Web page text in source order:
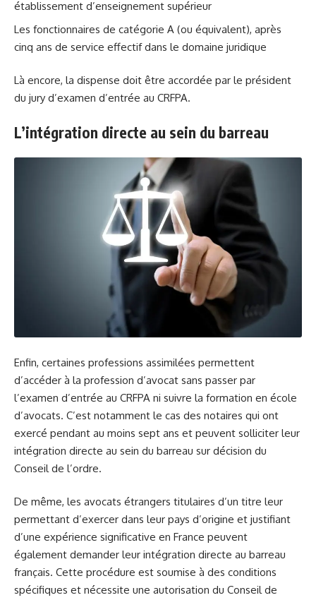
établissement d’enseignement supérieur
Les fonctionnaires de catégorie A (ou équivalent), après
cinq ans de service effectif dans le domaine juridique
Là encore, la dispense doit être accordée par le président
du jury d’examen d’entrée au CRFPA.
L’intégration directe au sein du barreau
Enfin, certaines professions assimilées permettent
d’accéder à la profession d’avocat sans passer par
l’examen d’entrée au CRFPA ni suivre la formation en école
d’avocats. C’est notamment le cas des notaires qui ont
exercé pendant au moins sept ans et peuvent solliciter leur
intégration directe au sein du barreau sur décision du
Conseil de l’ordre.
De même, les avocats étrangers titulaires d’un titre leur
permettant d’exercer dans leur pays d’origine et justifiant
d’une expérience significative en France peuvent
également demander leur intégration directe au barreau
français. Cette procédure est soumise à des conditions
spécifiques et nécessite une autorisation du Conseil de